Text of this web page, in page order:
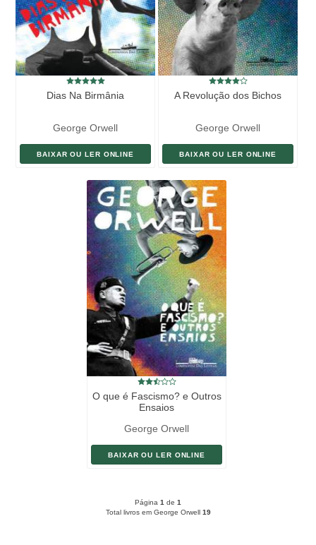
Dias Na Birmânia
George Orwell
BAIXAR OU LER ONLINE
A Revolução dos Bichos
George Orwell
BAIXAR OU LER ONLINE
O que é Fascismo? e Outros
Ensaios
George Orwell
BAIXAR OU LER ONLINE
Página 1 de 1
Total livros em George Orwell 19